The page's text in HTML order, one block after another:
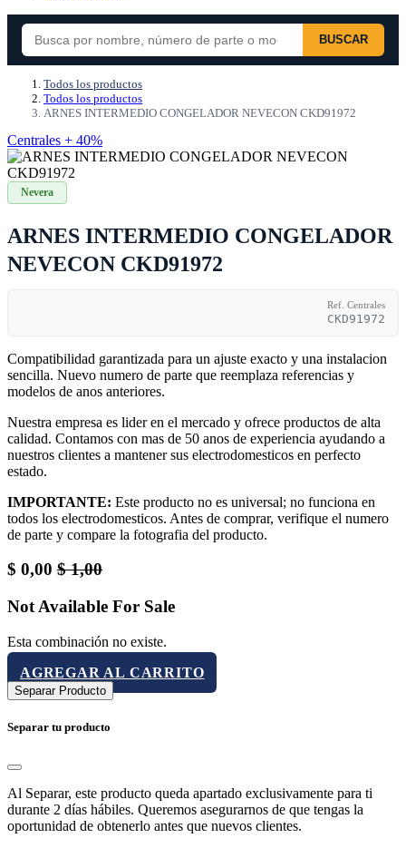
BUSCAR
Todos los productos
Todos los productos
ARNES INTERMEDIO CONGELADOR NEVECON CKD91972
Centrales + 40%
Nevera
ARNES INTERMEDIO CONGELADOR
NEVECON CKD91972
Ref. Centrales
CKD91972
Compatibilidad garantizada para un ajuste exacto y una instalacion
sencilla. Nuevo numero de parte que reemplaza referencias y
modelos de anos anteriores.
Nuestra empresa es lider en el mercado y ofrece productos de alta
calidad. Contamos con mas de 50 anos de experiencia ayudando a
nuestros clientes a mantener sus electrodomesticos en perfecto
estado.
IMPORTANTE: Este producto no es universal; no funciona en
todos los electrodomesticos. Antes de comprar, verifique el numero
de parte y compare la fotografia del producto.
$ 0,00 $1,00
Not Available For Sale
Esta combinación no existe.
AGREGAR AL CARRITO
Separar Producto
Separar tu producto
Al Separar, este producto queda apartado exclusivamente para ti
durante 2 días hábiles. Queremos asegurarnos de que tengas la
oportunidad de obtenerlo antes que nuevos clientes.